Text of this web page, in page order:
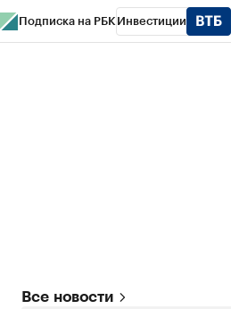
Подписка на РБК Инвестиции
Все новости